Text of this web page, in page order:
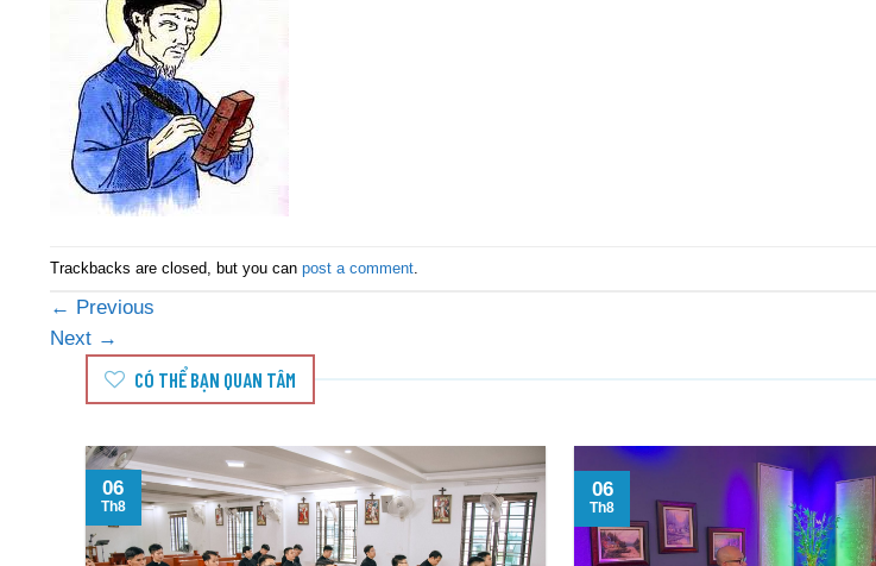
Trackbacks are closed, but you can post a comment.
← Previous
Next →
CÓ THỂ BẠN QUAN TÂM
06
Th8
06
Th8